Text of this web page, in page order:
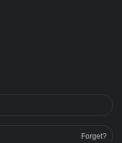
Forget?